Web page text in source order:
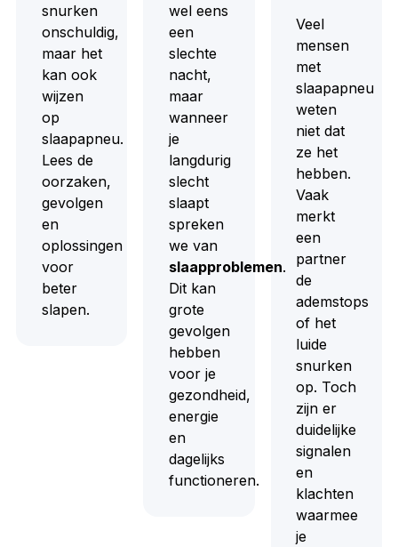
snurken
onschuldig,
maar het
kan ook
wijzen
op
slaapapneu.
Lees de
oorzaken,
gevolgen
en
oplossingen
voor
beter
slapen.
wel eens
een
slechte
nacht,
maar
wanneer
je
langdurig
slecht
slaapt
spreken
we van
slaapproblemen.
Dit kan
grote
gevolgen
hebben
voor je
gezondheid,
energie
en
dagelijks
functioneren.
Veel
mensen
met
slaapapneu
weten
niet dat
ze het
hebben.
Vaak
merkt
een
partner
de
ademstops
of het
luide
snurken
op. Toch
zijn er
duidelijke
signalen
en
klachten
waarmee
je